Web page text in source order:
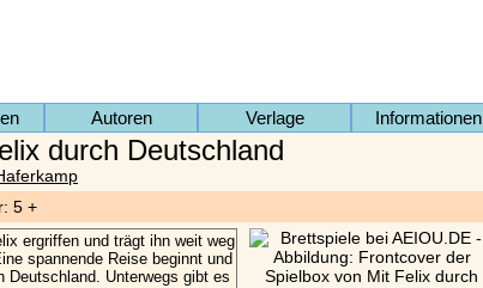
Autoren Verlage Informationen
durch Deutschland
5 +